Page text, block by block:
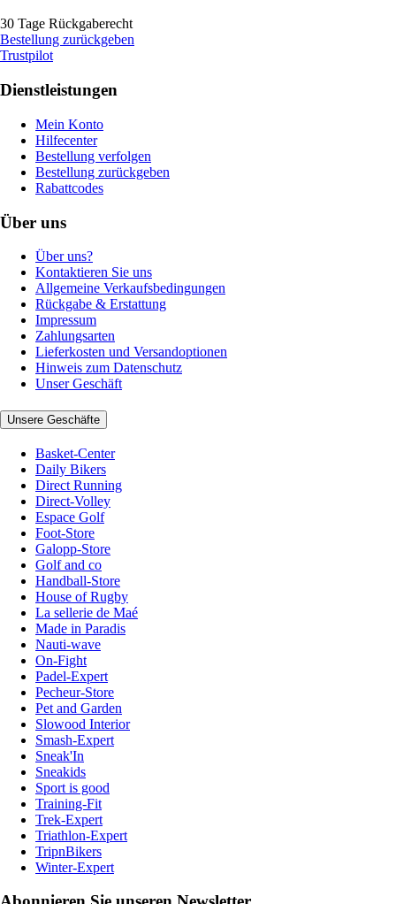
30 Tage Rückgaberecht
Bestellung zurückgeben
Trustpilot
Dienstleistungen
Mein Konto
Hilfecenter
Bestellung verfolgen
Bestellung zurückgeben
Rabattcodes
Über uns
Über uns?
Kontaktieren Sie uns
Allgemeine Verkaufsbedingungen
Rückgabe & Erstattung
Impressum
Zahlungsarten
Lieferkosten und Versandoptionen
Hinweis zum Datenschutz
Unser Geschäft
Unsere Geschäfte
Basket-Center
Daily Bikers
Direct Running
Direct-Volley
Espace Golf
Foot-Store
Galopp-Store
Golf and co
Handball-Store
House of Rugby
La sellerie de Maé
Made in Paradis
Nauti-wave
On-Fight
Padel-Expert
Pecheur-Store
Pet and Garden
Slowood Interior
Smash-Expert
Sneak'In
Sneakids
Sport is good
Training-Fit
Trek-Expert
Triathlon-Expert
TripnBikers
Winter-Expert